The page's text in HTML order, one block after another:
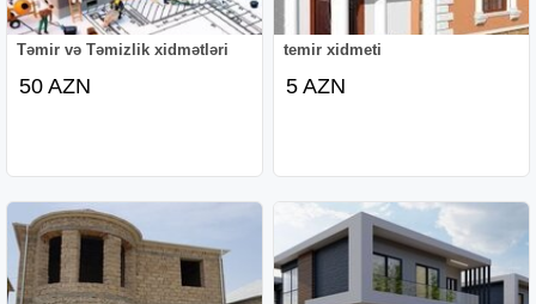
Təmir və Təmizlik xidmətləri
50 AZN
temir xidmeti
5 AZN